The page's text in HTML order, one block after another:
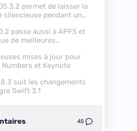
3.2 permet de laisser la
silencieuse pendant un
passe aussi à APFS et
de meilleures
mises à jour pour
Numbers et Keynote
suit les changements
Swift 3.1
45